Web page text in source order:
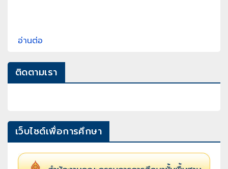
อ่านต่อ
ติดตามเรา
เว็บไซต์เพื่อการศึกษา